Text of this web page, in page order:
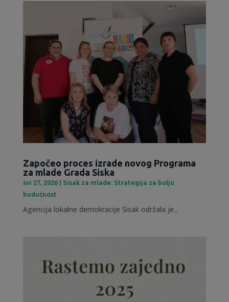
Započeo proces izrade novog Programa
za mlade Grada Siska
svi 27, 2026| Sisak za mlade: Strategija za bolju
budućnost
Agencija lokalne demokracije Sisak održala je...